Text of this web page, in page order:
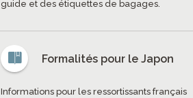
guide et des étiquettes de bagages.
Formalités pour le Japon
Informations pour les ressortissants français